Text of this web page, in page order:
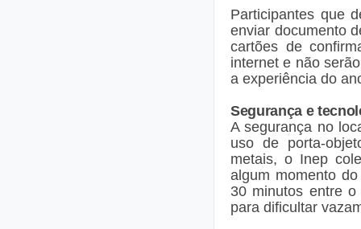
Participantes que
enviar documento
cartões de
internet e não
a experiência do
Segurança e
A segurança no
uso de porta-
metais, o Inep
algum momento
30 minutos entre
para dificultar